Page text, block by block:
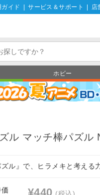
ガイド サービス＆サポート 店
ホビー
ル マッチ棒パズル
ズル』で、ヒラメキと考える
¥440 (税込)